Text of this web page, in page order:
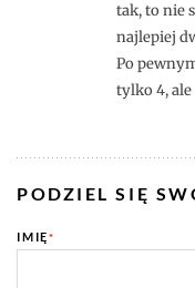
tak, to nie
najlepiej
Po
tylko 4, ale
PODZIEL SIĘ
IMIĘ*